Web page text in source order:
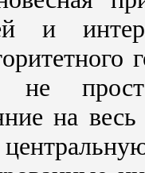
и
не
на